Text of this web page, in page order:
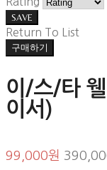
SAVE
Return To List
구매하기
이/스/타
이서)
99,000원